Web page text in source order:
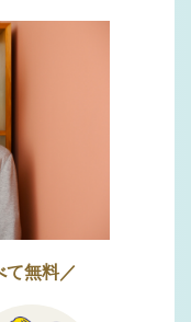
て無料／